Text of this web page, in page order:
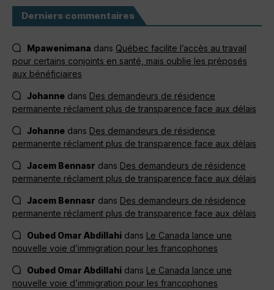
Derniers commentaires
Mpawenimana dans Québec facilite l’accès au travail
pour certains conjoints en santé, mais oublie les préposés
aux bénéficiaires
Johanne dans Des demandeurs de résidence
permanente réclament plus de transparence face aux délais
Johanne dans Des demandeurs de résidence
permanente réclament plus de transparence face aux délais
Jacem Bennasr dans Des demandeurs de résidence
permanente réclament plus de transparence face aux délais
Jacem Bennasr dans Des demandeurs de résidence
permanente réclament plus de transparence face aux délais
Oubed Omar Abdillahi dans Le Canada lance une
nouvelle voie d’immigration pour les francophones
Oubed Omar Abdillahi dans Le Canada lance une
nouvelle voie d’immigration pour les francophones